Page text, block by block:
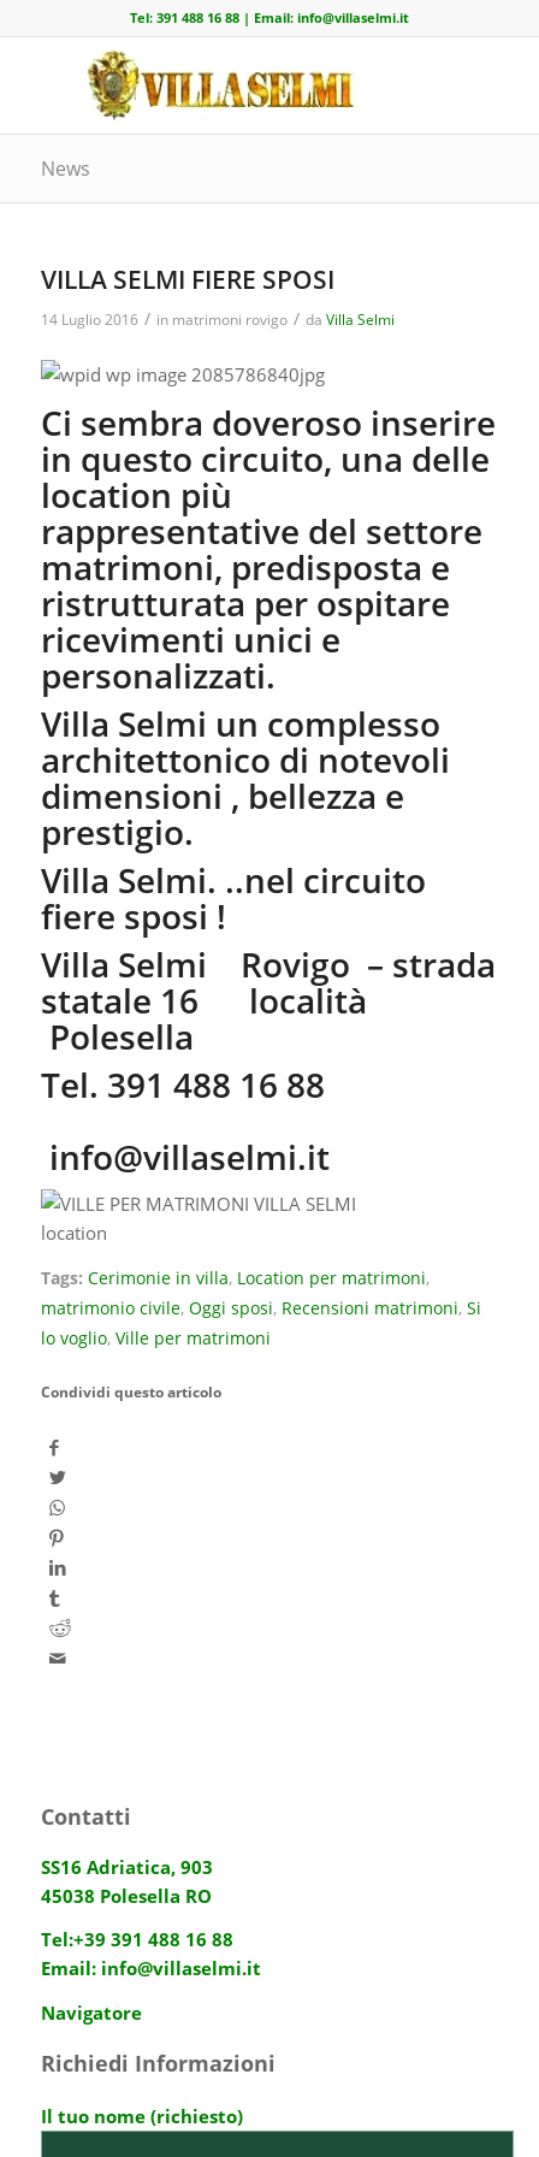
Tel: 391 488 16 88| Email: info@villaselmi.it
News
VILLA SELMI FIERE SPOSI
14 Luglio 2016 / in matrimoni rovigo / da Villa Selmi
Ci sembra doveroso inserire
in questo circuito, una delle
location più
rappresentative del settore
matrimoni, predisposta e
ristrutturata per ospitare
ricevimenti unici e
personalizzati.
Villa Selmi un complesso
architettonico di notevoli
dimensioni , bellezza e
prestigio.
Villa Selmi. ..nel circuito
fiere sposi !
Villa Selmi Rovigo – strada
statale 16 località
Polesella
Tel. 391 488 16 88
info@villaselmi.it
Tags: Cerimonie in villa, Location per matrimoni,
matrimonio civile, Oggi sposi, Recensioni matrimoni, Si
lo voglio, Ville per matrimoni
Condividi questo articolo
Contatti
SS16 Adriatica, 903
45038 Polesella RO
Tel:+39 391 488 16 88
Email: info@villaselmi.it
Navigatore
Richiedi Informazioni
Il tuo nome (richiesto)